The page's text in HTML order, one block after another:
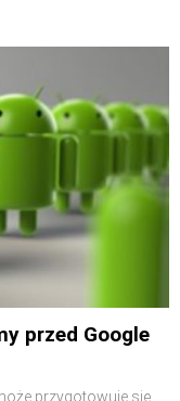
przed Google
przygotowuje się